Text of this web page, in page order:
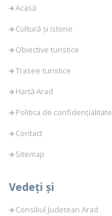
Acasă
Cultură și istorie
Obiective turistice
Trasee turistice
Hartă Arad
Politica de confidențialitate
Contact
Sitemap
Vedeți și
Consiliul Judetean Arad